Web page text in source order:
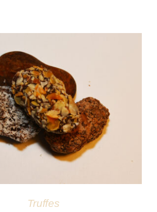
DÉTAILS
Truffes